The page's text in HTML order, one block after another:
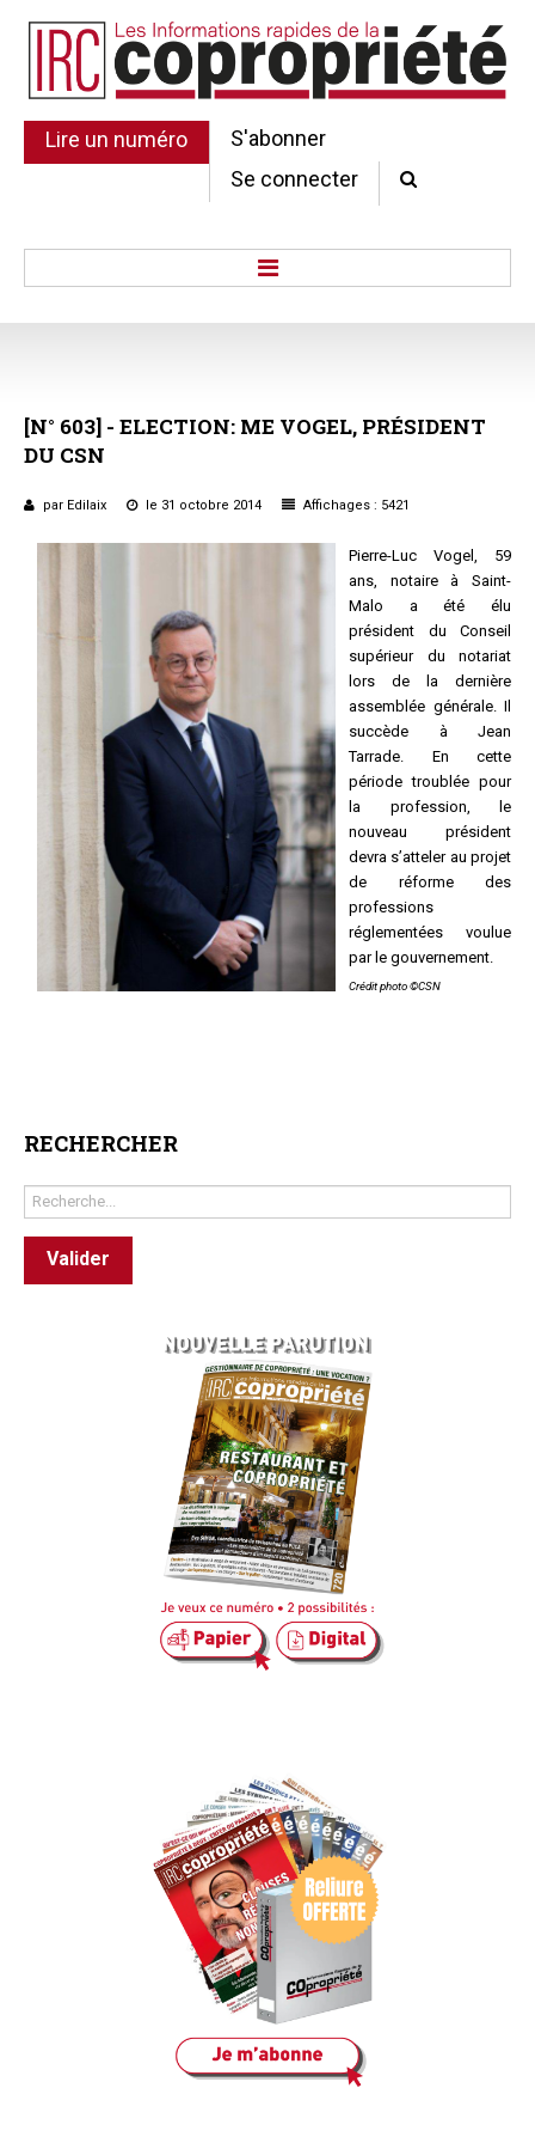
Lire un numéro
S'abonner
Se connecter
Au Parlement
Gestion et maintenance
Pratique de la copro.
Études juridiques
Copro. en difficulté
Formez-vous !
Parole d'experts*
[N° 603] - ELECTION: ME VOGEL, PRÉSIDENT
DU CSN
par Edilaix le 31 octobre 2014 Affichages : 5421
Pierre-Luc Vogel, 59
ans, notaire à Saint-
Malo a été élu
président du Conseil
supérieur du notariat
lors de la dernière
assemblée générale. Il
succède à Jean
Tarrade. En cette
période troublée pour
la profession, le
nouveau président
devra s’atteler au projet
de réforme des
professions
réglementées voulue
par le gouvernement.
Crédit photo ©CSN
RECHERCHER
Rechercher
Valider